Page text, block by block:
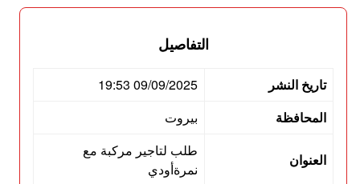
التفاصيل
تاريخ النشر
09/09/2025 19:53
المحافظة
بيروت
العنوان
طلب لتاجير مركبة مع
نمرةأودي